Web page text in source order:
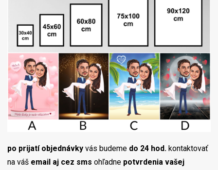
po prijatí objednávky vás budeme do 24 hod. kontaktovať
na váš email aj cez sms ohľadne potvrdenia vašej